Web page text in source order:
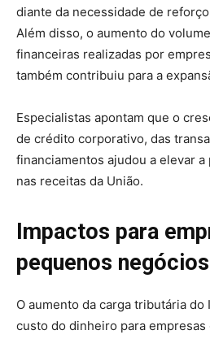
diante da necessidade de
Além disso, o aumento do
financeiras realizadas por
também contribuiu para a
Especialistas apontam que o
de crédito corporativo, das
financiamentos ajudou a elevar
nas receitas da União.
Impactos para
pequenos negócios
O aumento da carga tributária do
custo do dinheiro para